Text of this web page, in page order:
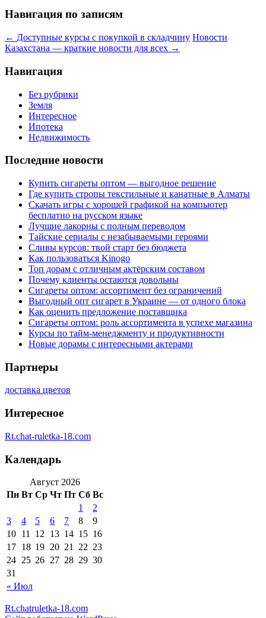
Навигация по записям
← Доступные курсы с покупкой в складчину Новости
Казахстана — краткие новости для всех →
Навигация
Без рубрики
Земля
Интересное
Ипотека
Недвижимость
Последние новости
Купить сигареты оптом — выгодное решение
Где купить стропы текстильные и канатные в Алматы
Скачать игры с хорошей графикой на компьютер
бесплатно на русском языке
Лучшие лакорны с полным переводом
Тайские сериалы с незабываемыми героями
Сливы курсов: твой старт без бюджета
Как пользоваться Kinogo
Топ дорам с отличным актёрским составом
Почему клиенты остаются довольны
Сигареты оптом: ассортимент без ограничений
Выгодный опт сигарет в Украине — от одного блока
Как оценить предложение поставщика
Сигареты оптом: роль ассортимента в успехе магазина
Курсы по тайм-менеджменту и продуктивности
Новые дорамы с интересными актерами
Партнеры
доставка цветов
Интересное
Rt.chat-ruletka-18.com
Календарь
Август 2026
Пн Вт Ср Чт Пт Сб Вс
« Июл
1
2
3
4 5 6 7 8
9
10 11 12 13 14 15 16
17 18 19 20 21 22 23
24 25 26 27 28 29 30
31
Rt.chatruletka-18.com